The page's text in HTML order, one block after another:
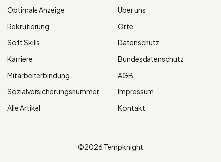
Optimale Anzeige
Rekrutierung
Soft Skills
Karriere
Mitarbeiterbindung
Sozialversicherungsnummer
Alle Artikel
Über uns
Orte
Datenschutz
Bundesdatenschutz
AGB
Impressum
Kontakt
©2026 Tempknight